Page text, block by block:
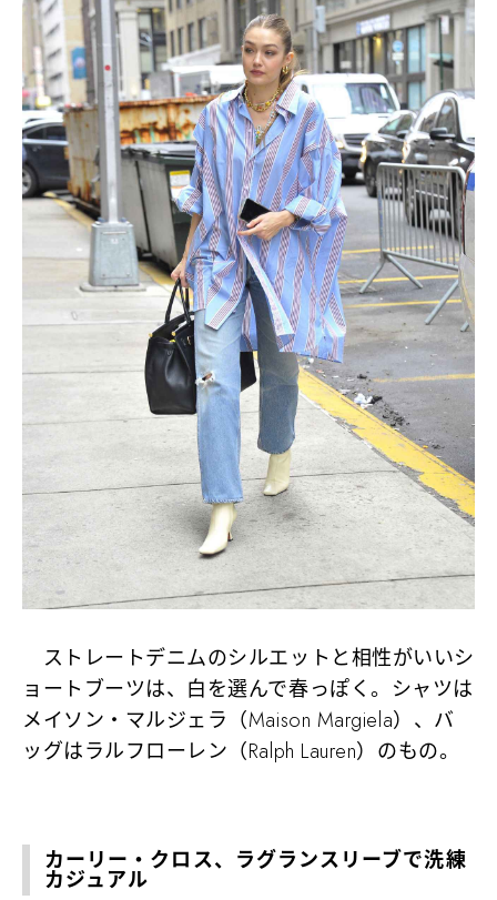
ストレートデニムのシルエットと相性がいいシ
ョートブーツは、白を選んで春っぽく。シャツは
メイソン・マルジェラ（Maison Margiela）、バ
ッグはラルフローレン（Ralph Lauren）のもの。
カーリー・クロス、ラグランスリーブで洗練
カジュアル